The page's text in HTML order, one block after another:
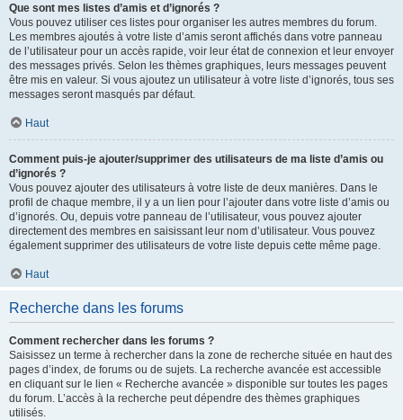
Que sont mes listes d’amis et d’ignorés ?
Vous pouvez utiliser ces listes pour organiser les autres membres du forum.
Les membres ajoutés à votre liste d’amis seront affichés dans votre panneau
de l’utilisateur pour un accès rapide, voir leur état de connexion et leur envoyer
des messages privés. Selon les thèmes graphiques, leurs messages peuvent
être mis en valeur. Si vous ajoutez un utilisateur à votre liste d’ignorés, tous ses
messages seront masqués par défaut.
Haut
Comment puis-je ajouter/supprimer des utilisateurs de ma liste d’amis ou
d’ignorés ?
Vous pouvez ajouter des utilisateurs à votre liste de deux manières. Dans le
profil de chaque membre, il y a un lien pour l’ajouter dans votre liste d’amis ou
d’ignorés. Ou, depuis votre panneau de l’utilisateur, vous pouvez ajouter
directement des membres en saisissant leur nom d’utilisateur. Vous pouvez
également supprimer des utilisateurs de votre liste depuis cette même page.
Haut
Recherche dans les forums
Comment rechercher dans les forums ?
Saisissez un terme à rechercher dans la zone de recherche située en haut des
pages d’index, de forums ou de sujets. La recherche avancée est accessible
en cliquant sur le lien « Recherche avancée » disponible sur toutes les pages
du forum. L’accès à la recherche peut dépendre des thèmes graphiques
utilisés.